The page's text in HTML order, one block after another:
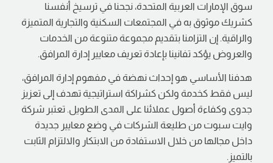
سوق الإمارات العربية المتحدة، نجحنا في ترسيخ أنفسنا
كشريك موثوق به في المجتمعات السكنية والتجارية المتميزة
والراقية. إن التزامنا بتقديم مجموعة متنوعة من الخدمات
والعروض يؤكد تفانينا بإعادة تعريف معايير إدارة المرافق.
هدفنا الأساسي هو إحداث نهضة في مفهوم إدارة المرافق،
ليس فقط كخدمة ولكن كشراكة استراتيجية تهدف إلى تعزيز
جدوى وكفاءة أصول عملائنا على المدى الطويل. تعتبر شركة
وايت سبوت من طليعة الشركات في وضع معايير جديدة
داخل مجالها من خلال الاستفادة من الابتكار والالتزام الثابت
بالتميز.